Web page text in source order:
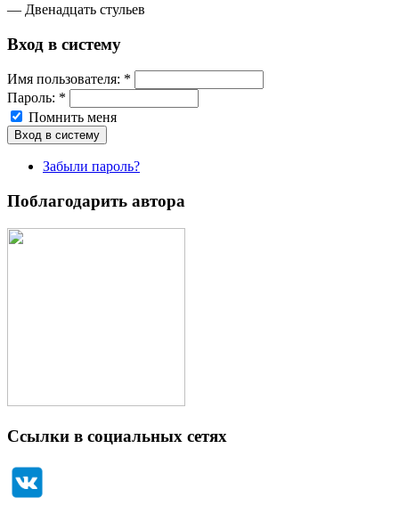
— Двенадцать стульев
Вход в систему
Имя пoльзовaтeля: *
Пароль: *
Помнить меня
Забыли пароль?
Поблагодарить автора
Ссылки в социальных сетях